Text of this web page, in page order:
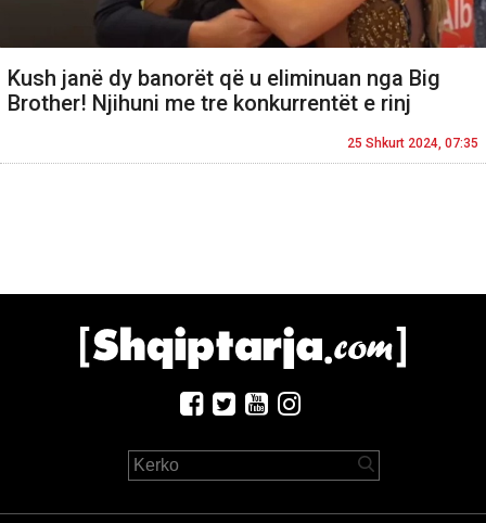
Kush janë dy banorët që u eliminuan nga Big
Brother! Njihuni me tre konkurrentët e rinj
25 Shkurt 2024, 07:35